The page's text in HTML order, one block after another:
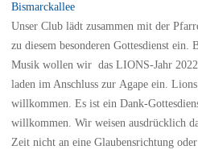
Bismarckallee
Unser Club lädt zusammen mit der
zu diesem besonderen Gottesdienst ein.
Musik wollen wir das LIONS-Jahr
laden im Anschluss zur Agape ein.
willkommen. Es ist ein Dank-
willkommen. Wir weisen ausdrücklich
Zeit nicht an eine Glaubensrichtung